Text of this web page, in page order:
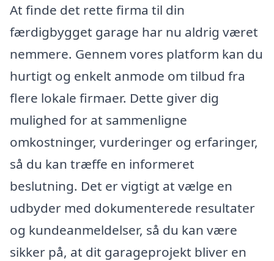
At finde det rette firma til din
færdigbygget garage har nu aldrig været
nemmere. Gennem vores platform kan du
hurtigt og enkelt anmode om tilbud fra
flere lokale firmaer. Dette giver dig
mulighed for at sammenligne
omkostninger, vurderinger og erfaringer,
så du kan træffe en informeret
beslutning. Det er vigtigt at vælge en
udbyder med dokumenterede resultater
og kundeanmeldelser, så du kan være
sikker på, at dit garageprojekt bliver en